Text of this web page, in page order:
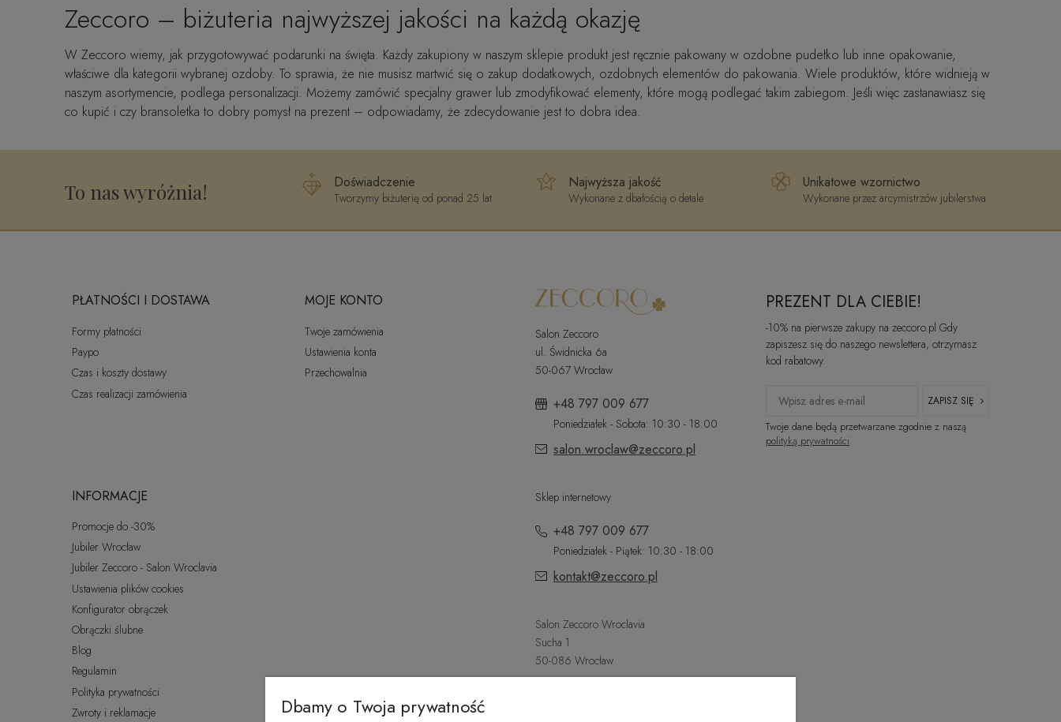
Zeccoro – biżuteria najwyższej jakości na każdą okazję
W Zeccoro wiemy, jak przygotowywać podarunki na święta. Każdy zakupiony w naszym sklepie produkt jest ręcznie pakowany w ozdobne pudełko lub inne opakowanie,
właściwe dla kategorii wybranej ozdoby. To sprawia, że nie musisz martwić się o zakup dodatkowych, ozdobnych elementów do pakowania. Wiele produktów, które widnieją w
naszym asortymencie, podlega personalizacji. Możemy zamówić specjalny grawer lub zmodyfikować elementy, które mogą podlegać takim zabiegom. Jeśli więc zastanawiasz się
co kupić i czy bransoletka to dobry pomysł na prezent – odpowiadamy, że zdecydowanie jest to dobra idea.
To nas wyróżnia! Doświadczenie
Tworzymy biżuterię od ponad 25 lat
Najwyższa jakość
Wykonane z dbałością o detale
Unikatowe wzornictwo
Wykonane przez arcymistrzów jubilerstwa
PŁATNOŚCI I DOSTAWA
Formy płatności
Paypo
Czas i koszty dostawy
Czas realizacji zamówienia
MOJE KONTO
Twoje zamówienia
Ustawienia konta
Przechowalnia
INFORMACJE
Promocje do -30%
Jubiler Wrocław
Jubiler Zeccoro - Salon Wroclavia
Ustawienia plików cookies
Konfigurator obrączek
Obrączki ślubne
Blog
Regulamin
Polityka prywatności
Zwroty i reklamacje
Salon Zeccoro
ul. Świdnicka 6a
50-067 Wrocław
+48 797 009 677
Poniedziałek - Sobota: 10:30 - 18:00
salon.wroclaw@zeccoro.pl
Sklep internetowy
+48 797 009 677
Poniedziałek - Piątek: 10:30 - 18:00
kontakt@zeccoro.pl
Salon Zeccoro Wroclavia
Sucha 1
50-086 Wrocław
PREZENT DLA CIEBIE!
-10% na pierwsze zakupy na zeccoro.pl Gdy
zapiszesz się do naszego newslettera, otrzymasz
kod rabatowy.
ZAPISZ SIĘ
Twoje dane będą przetwarzane zgodnie z naszą
polityką prywatności
Dbamy o Twoja prywatność